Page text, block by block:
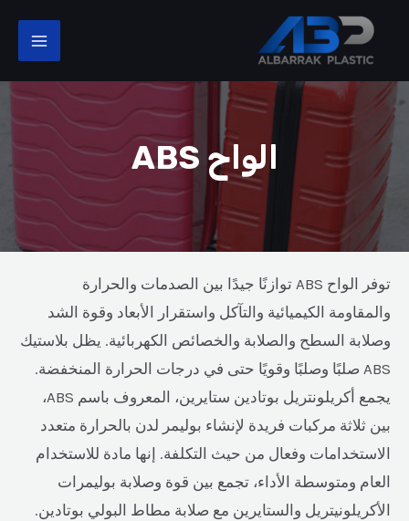
المحتوى
الواح ABS
توفر الواح ABS توازنًا جيدًا بين الصدمات والحرارة
والمقاومة الكيميائية والتآكل واستقرار الأبعاد وقوة الشد
وصلابة السطح والصلابة والخصائص الكهربائية. يظل بلاستيك
ABS صلبًا وصلبًا وقويًا حتى في درجات الحرارة المنخفضة.
يجمع أكريلونتريل بوتادين ستايرين، المعروف باسم ABS،
بين ثلاثة مركبات فريدة لإنشاء بوليمر لدن بالحرارة متعدد
الاستخدامات وفعال من حيث التكلفة. إنها مادة للاستخدام
العام ومتوسطة الأداء، تجمع بين قوة وصلابة بوليمرات
الأكريلونيتريل والستايرين مع صلابة مطاط البولي بوتادين.